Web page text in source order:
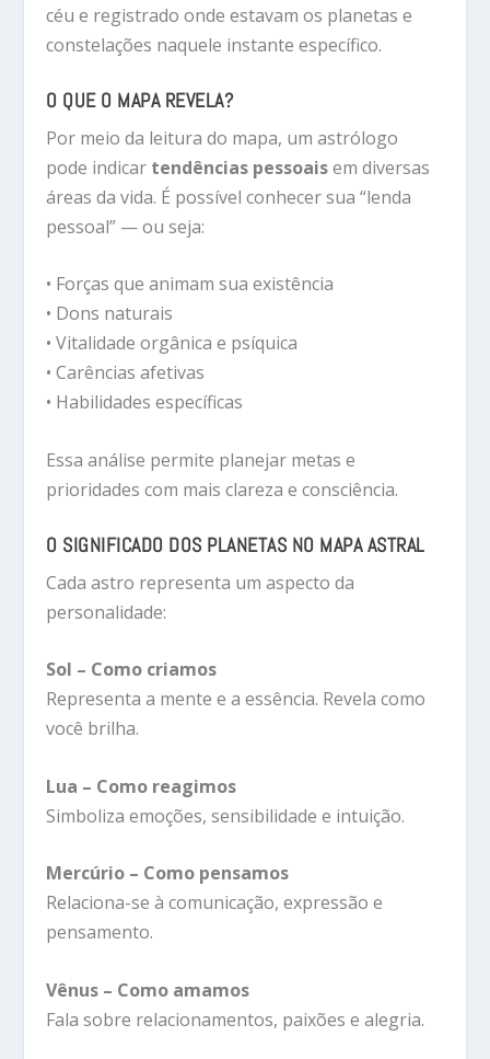
céu e registrado onde estavam os planetas e
constelações naquele instante específico.
O QUE O MAPA REVELA?
Por meio da leitura do mapa, um astrólogo
pode indicar tendências pessoaisem diversas
áreas da vida. É possível conhecer sua “lenda
pessoal” — ou seja:
• Forças que animam sua existência
• Dons naturais
• Vitalidade orgânica e psíquica
• Carências afetivas
• Habilidades específicas
Essa análise permite planejar metas e
prioridades com mais clareza e consciência.
O SIGNIFICADO DOS PLANETAS NO MAPA ASTRAL
Cada astro representa um aspecto da
personalidade:
Sol – Como criamos
Representa a mente e a essência. Revela como
você brilha.
Lua – Como reagimos
Simboliza emoções, sensibilidade e intuição.
Mercúrio – Como pensamos
Relaciona-se à comunicação, expressão e
pensamento.
Vênus – Como amamos
Fala sobre relacionamentos, paixões e alegria.